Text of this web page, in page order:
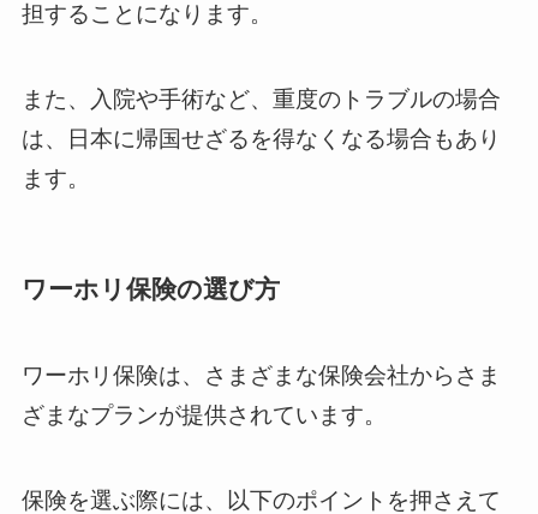
担することになります。
また、入院や手術など、重度のトラブルの場合
は、日本に帰国せざるを得なくなる場合もあり
ます。
ワーホリ保険の選び方
ワーホリ保険は、さまざまな保険会社からさま
ざまなプランが提供されています。
保険を選ぶ際には、以下のポイントを押さえて